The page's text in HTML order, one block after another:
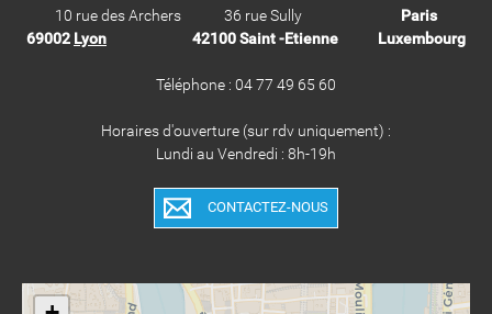
10 rue des Archers 36 rue Sully Paris
69002 Lyon 42100 Saint -Etienne Luxembourg
Téléphone : 04 77 49 65 60
Horaires d'ouverture (sur rdv uniquement) :
Lundi au Vendredi : 8h-19h
CONTACTEZ-NOUS